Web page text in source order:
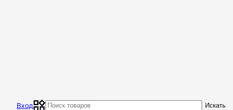
ОтзывыДоставка и оплатаОбмен и возврат товара
Вход Искать